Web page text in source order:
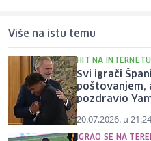
Više na istu temu
HIT NA INTERNETU
Svi igrači
poštovanjem,
pozdravio
20.07.2026. u 21:24
IGRAO SE NA